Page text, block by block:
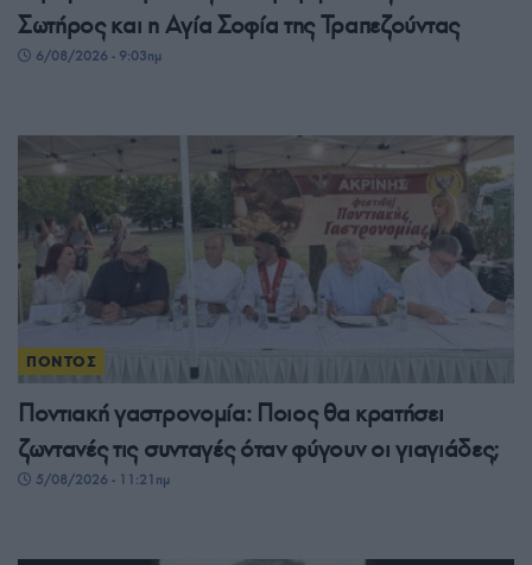
Σωτήρος και η Αγία Σοφία της Τραπεζούντας
6/08/2026 - 9:03πμ
ΠΟΝΤΟΣ
Ποντιακή γαστρονομία: Ποιος θα κρατήσει
ζωντανές τις συνταγές όταν φύγουν οι γιαγιάδες;
5/08/2026 - 11:21πμ